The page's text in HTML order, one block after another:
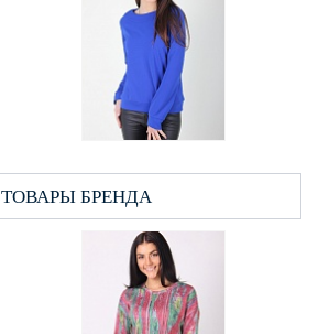
ТОВАРЫ БРЕНДА